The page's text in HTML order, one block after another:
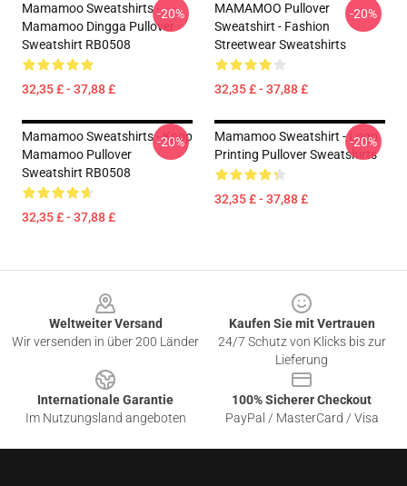
Mamamoo Sweatshirts -
Mamamoo Dingga Pullover
Sweatshirt RB0508
32,35 £ - 37,88 £
-20%
MAMAMOO Pullover
Sweatshirt - Fashion
Streetwear Sweatshirts
32,35 £ - 37,88 £
-20%
Mamamoo Sweatshirts - Kpop
Mamamoo Pullover
Sweatshirt RB0508
32,35 £ - 37,88 £
-20%
Mamamoo Sweatshirt - Logo
Printing Pullover Sweatshirts
32,35 £ - 37,88 £
-20%
Weltweiter Versand
Wir versenden in über 200 Länder
Kaufen Sie mit Vertrauen
24/7 Schutz von Klicks bis zur
Lieferung
Internationale Garantie
Im Nutzungsland angeboten
100% Sicherer Checkout
PayPal / MasterCard / Visa